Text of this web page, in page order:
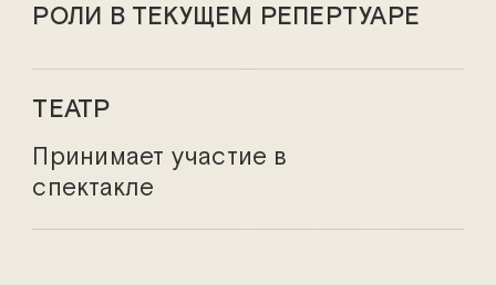
РОЛИ В ТЕКУЩЕМ РЕПЕРТУАРЕ
ТЕАТР
Принимает участие в
спектакле